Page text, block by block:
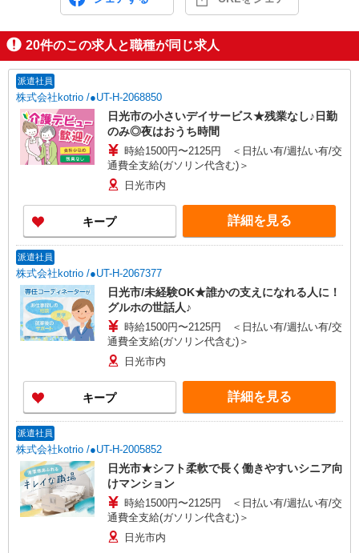
20件のこの求人と職種が同じ求人
派遣社員
株式会社kotrio /●UT-H-2068850
日光市の小さいデイサービス★残業なし♪日勤
のみ◎夜はおうち時間
時給1500円〜2125円 ＜日払い有/週払い有/交
通費全支給(ガソリン代含む)＞
日光市内
キープ 詳細を見る
派遣社員
株式会社kotrio /●UT-H-2067377
日光市/未経験OK★誰かの支えになれる人に！
グルホの世話人♪
時給1500円〜2125円 ＜日払い有/週払い有/交
通費全支給(ガソリン代含む)＞
日光市内
キープ 詳細を見る
派遣社員
株式会社kotrio /●UT-H-2005852
日光市★シフト柔軟で長く働きやすいシニア向
けマンション
時給1500円〜2125円 ＜日払い有/週払い有/交
通費全支給(ガソリン代含む)＞
日光市内